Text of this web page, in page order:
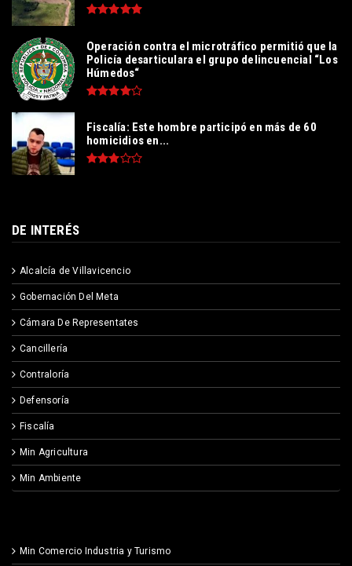
Operación contra el microtráfico permitió que la
Policía desarticulara el grupo delincuencial “Los
Húmedos“
Fiscalía: Este hombre participó en más de 60
homicidios en...
DE INTERÉS
Alcalcía de Villavicencio
Gobernación Del Meta
Cámara De Representates
Cancillería
Contraloría
Defensoría
Fiscalía
Min Agricultura
Min Ambiente
Min Comercio Industria y Turismo